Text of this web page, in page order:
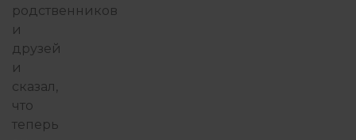
родственников
и
друзей
и
сказал,
что
теперь